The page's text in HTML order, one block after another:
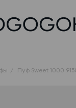
Пуф Sweet 1000